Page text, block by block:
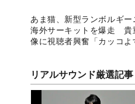
あま猫、新型ランボルギー
海外サーキットを爆走 貴
像に視聴者興奮「カッコよ
リアルサウンド厳選記事